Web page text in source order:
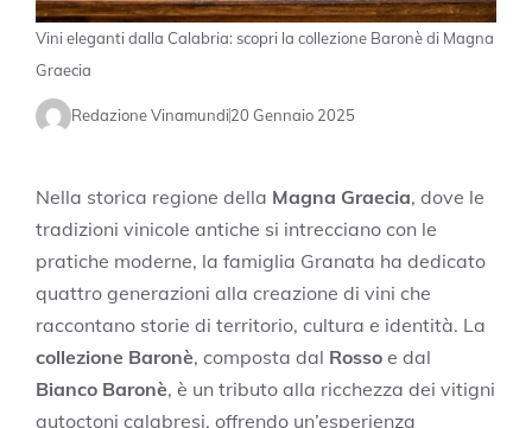
Vini eleganti dalla Calabria: scopri la collezione Baronè di Magna
Graecia
Redazione Vinamundi20 Gennaio 2025
Nella storica regione della Magna Graecia, dove le
tradizioni vinicole antiche si intrecciano con le
pratiche moderne, la famiglia Granata ha dedicato
quattro generazioni alla creazione di vini che
raccontano storie di territorio, cultura e identità. La
collezione Baronè, composta dal Rosso e dal
Bianco Baronè, è un tributo alla ricchezza dei vitigni
autoctoni calabresi, offrendo un’esperienza